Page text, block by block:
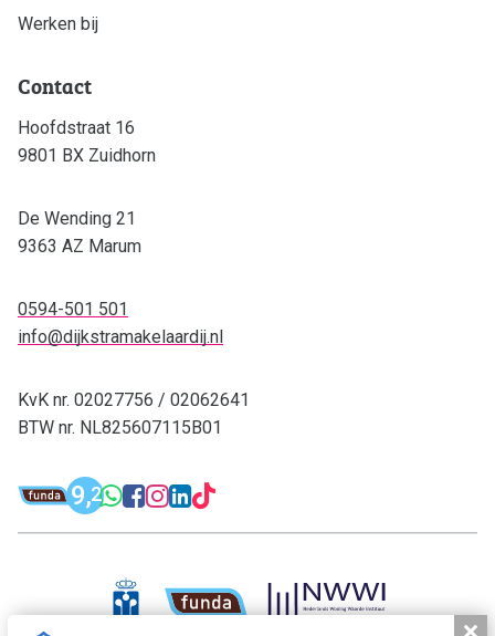
Werken bij
Contact
Hoofdstraat 16
9801 BX Zuidhorn
De Wending 21
9363 AZ Marum
0594-501 501
info@dijkstramakelaardij.nl
KvK nr. 02027756 / 02062641
BTW nr. NL825607115B01
Funda: Dijkstra Makelaardij & Financieel
Dijkstra Makelaardij & Financieel
9,2 WhatsApp: 0594-501 501
Facebook: Dijkstra
Instagram:
LinkedIn:
TikTok: Dijkstra